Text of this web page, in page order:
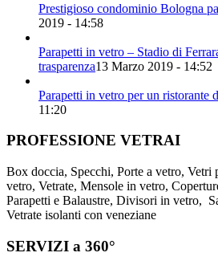
Prestigioso condominio Bologna
2019 - 14:58
Parapetti in vetro – Stadio di
trasparenza13 Marzo 2019 - 14:52
Parapetti in vetro per un ristorante
11:20
PROFESSIONE VETRAI
Box doccia, Specchi, Porte a vetro, Vetri
vetro, Vetrate, Mensole in vetro,
Parapetti e Balaustre, Divisori in vetro,
Vetrate isolanti con veneziane
SERVIZI a 360°